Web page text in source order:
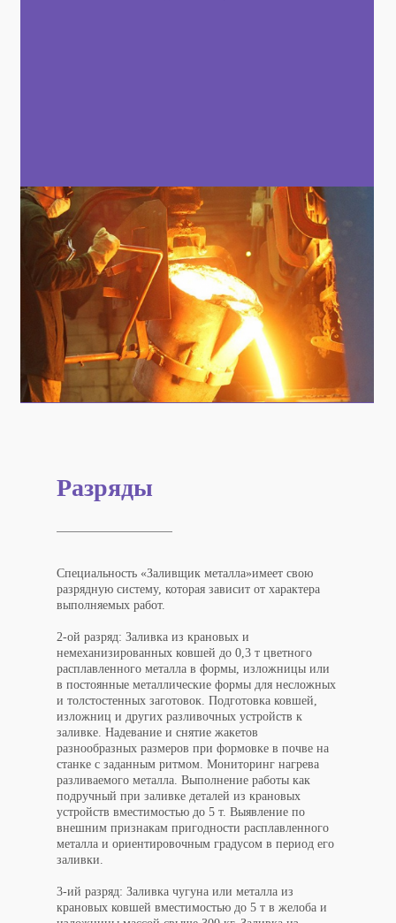
Разряды
Специальность «Заливщик металла»имеет свою
разрядную систему, которая зависит от характера
выполняемых работ.
2-ой разряд: Заливка из крановых и
немеханизированных ковшей до 0,3 т цветного
расплавленного металла в формы, изложницы или
в постоянные металлические формы для несложных
и толстостенных заготовок. Подготовка ковшей,
изложниц и других разливочных устройств к
заливке. Надевание и снятие жакетов
разнообразных размеров при формовке в почве на
станке с заданным ритмом. Мониторинг нагрева
разливаемого металла. Выполнение работы как
подручный при заливке деталей из крановых
устройств вместимостью до 5 т. Выявление по
внешним признакам пригодности расплавленного
металла и ориентировочным градусом в период его
заливки.
3-ий разряд: Заливка чугуна или металла из
крановых ковшей вместимостью до 5 т в желоба и